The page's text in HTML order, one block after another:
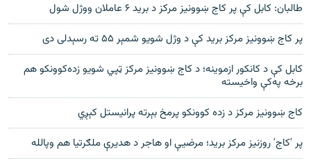
طالبان: کابل کې پر کاج ښوونیز مرکز د برید ۶ عاملان ووژل شول
پر کاج ښوونيز مرکز بريد کې د وژل شويو شمېر ۵۵ ته رسېدلی دی
کابل کې د کانکور ازموينه؛ د کاج ښوونيز مرکز ټپي شويو زده‌کوونکو هم
برخه په‌کې واخيسته
کاج ښوونیز مرکز د زده کوونکو پرمخ بېرته پرانیستل کېږي
پر 'کاج' روزنیز مرکز برید؛ مرضیې او هاجر د هدیرې ملګرتیا هم وپالله